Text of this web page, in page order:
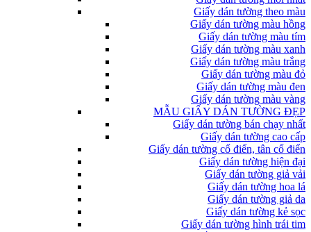
Giấy dán tường theo màu
Giấy dán tường màu hồng
Giấy dán tường màu tím
Giấy dán tường màu xanh
Giấy dán tường màu trắng
Giấy dán tường màu đỏ
Giấy dán tường màu đen
Giấy dán tường màu vàng
MẪU GIẤY DÁN TƯỜNG ĐẸP
Giấy dán tường bán chạy nhất
Giấy dán tường cao cấp
Giấy dán tường cổ điển, tân cổ điển
Giấy dán tường hiện đại
Giấy dán tường giả vải
Giấy dán tường hoa lá
Giấy dán tường giả da
Giấy dán tường kẻ sọc
Giấy dán tường hình trái tim